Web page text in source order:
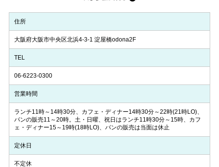
住所
大阪府大阪市中央区北浜4-3-1 淀屋橋odona2F
TEL
06-6223-0300
営業時間
ランチ11時～14時30分、カフェ・ディナー14時30分～22時(21時LO)、
パンの販売11～20時。土・日曜、祝日はランチ11時30分～15時、カフ
ェ・ディナー15～19時(18時LO)、パンの販売は当面は休止
定休日
不定休